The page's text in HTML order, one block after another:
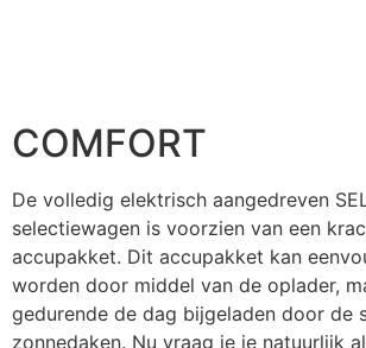
COMFORT
De volledig elektrisch aangedreven
selectiewagen is voorzien van een
accupakket. Dit accupakket kan
worden door middel van de oplader,
gedurende de dag bijgeladen door de
zonnedaken. Nu vraag je je natuurlijk